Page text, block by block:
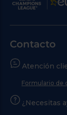
Contacto
Atención
Formulario de
¿Necesitas